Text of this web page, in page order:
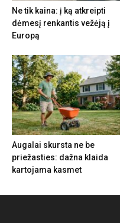
Ne tik kaina: į ką atkreipti
dėmesį renkantis vežėją į
Europą
Augalai skursta ne be
priežasties: dažna klaida
kartojama kasmet